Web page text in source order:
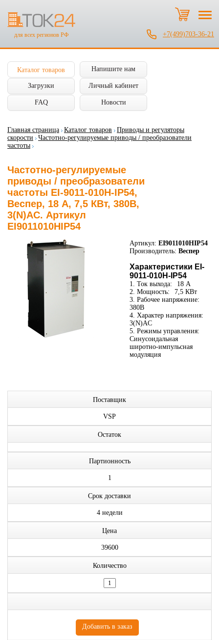
для всех регионов РФ +7(499)703-36-21
Каталог товаров Напишите нам
Загрузки Личный кабинет
FAQ Новости
Главная страница Каталог товаров
Приводы и регуляторы
скорости
Частотно-регулируемые приводы / преобразователи
частоты
Частотно-регулируемые
приводы / преобразователи
частоты EI-9011-010H-IP54,
Веспер, 18 А, 7,5 КВт, 380В,
3(N)AC. Артикул
EI9011010HIP54
Артикул: EI9011010HIP54
Производитель: Веспер
Характеристики EI-
9011-010H-IP54
1. Ток выхода:
18 А
2. Мощность:
7,5 КВт
3. Рабочее напряжение:
380В
4. Характер напряжения:
3(N)AC
5. Режимы управления:
Синусоидальная
широтно-импульсная
модуляция
Поставщик
VSP
Остаток
Партионность
1
Срок доставки
4 недели
Цена
39600
Количество